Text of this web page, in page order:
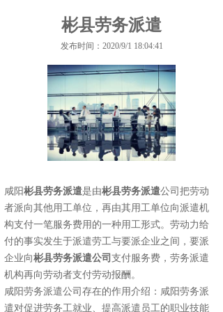
彬县劳务派遣
发布时间：2020/9/1 18:04:41
咸阳彬县劳务派遣是由彬县劳务派遣公司把劳动
者派向其他用工单位，再由其用工单位向派遣机
构支付一笔服务费用的一种用工形式。劳动力给
付的事实发生于派遣劳工与要派企业之间，要派
企业向彬县劳务派遣公司支付服务费，劳务派遣
机构再向劳动者支付劳动报酬。
咸阳劳务派遣公司存在的作用介绍：咸阳劳务派
遣对促进劳务工就业、提高派遣员工的职业技能